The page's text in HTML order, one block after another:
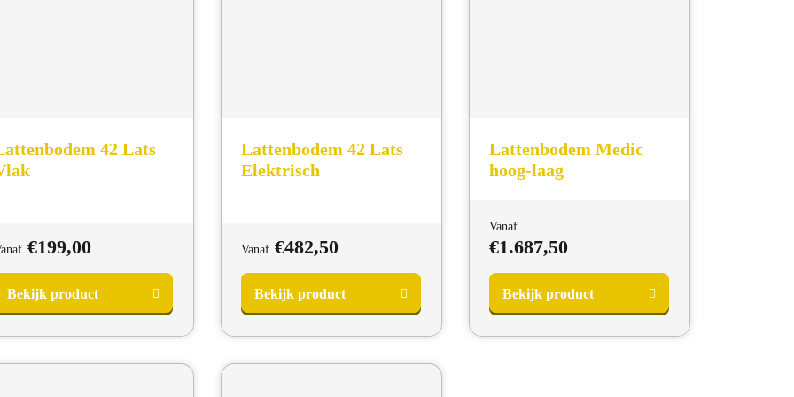
42 Lats
€199,00
Bekijk product
Lattenbodem 42 Lats
Elektrisch
Vanaf €482,50
Bekijk product
Lattenbodem Medic
hoog-laag
Vanaf
€1.687,50
Bekijk product